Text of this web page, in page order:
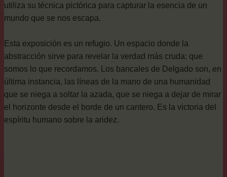
utiliza su técnica pictórica para capturar la esencia de un
mundo que se nos escapa.
Esta exposición es un refugio. Un espacio donde la
abstracción sirve para revelar la verdad más cruda: que
somos lo que recordamos. Los bancales de Delgado son, en
última instancia, las líneas de la mano de una humanidad
que se niega a soltar la azada, que se niega a dejar de mirar
el horizonte desde el borde de un cantero. Es la victoria del
espíritu humano sobre la aridez.